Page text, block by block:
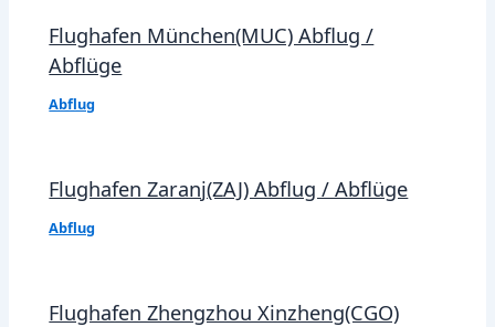
Flughafen München(MUC) Abflug /
Abflüge
Abflug
Flughafen Zaranj(ZAJ) Abflug / Abflüge
Abflug
Flughafen Zhengzhou Xinzheng(CGO)